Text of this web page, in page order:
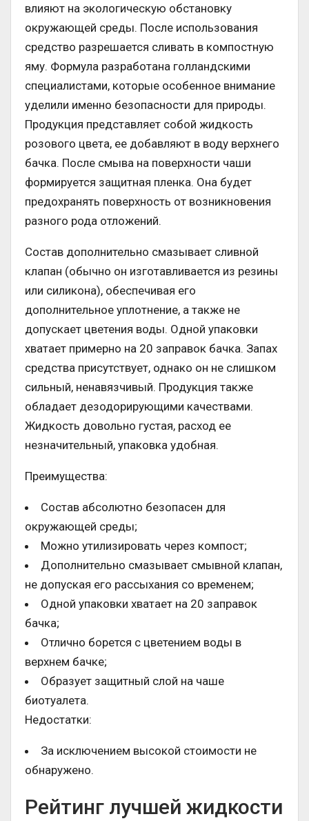
влияют на экологическую обстановку
окружающей среды. После использования
средство разрешается сливать в компостную
яму. Формула разработана голландскими
специалистами, которые особенное внимание
уделили именно безопасности для природы.
Продукция представляет собой жидкость
розового цвета, ее добавляют в воду верхнего
бачка. После смыва на поверхности чаши
формируется защитная пленка. Она будет
предохранять поверхность от возникновения
разного рода отложений.
Состав дополнительно смазывает сливной
клапан (обычно он изготавливается из резины
или силикона), обеспечивая его
дополнительное уплотнение, а также не
допускает цветения воды. Одной упаковки
хватает примерно на 20 заправок бачка. Запах
средства присутствует, однако он не слишком
сильный, ненавязчивый. Продукция также
обладает дезодорирующими качествами.
Жидкость довольно густая, расход ее
незначительный, упаковка удобная.
Преимущества:
Состав абсолютно безопасен для
окружающей среды;
Можно утилизировать через компост;
Дополнительно смазывает смывной клапан,
не допуская его рассыхания со временем;
Одной упаковки хватает на 20 заправок
бачка;
Отлично борется с цветением воды в
верхнем бачке;
Образует защитный слой на чаше
биотуалета.
Недостатки:
За исключением высокой стоимости не
обнаружено.
Рейтинг лучшей жидкости